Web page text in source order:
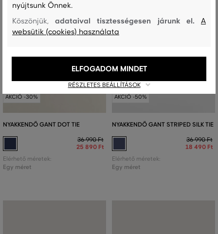
AKCIÓ -30%
NYAKKENDŐ GANT DOT TIE
36 990 Ft
25 890 Ft
Elérhető méretek:
Egy méret
AKCIÓ -50%
NYAKKENDŐ GANT STRIPED SILK TIE
36 990 Ft
18 490 Ft
Elérhető méretek:
Egy méret
nyújtsunk Önnek.
Köszönjük,adataival tisztességesen járunk el.A
websütik (cookies) használata
RÉSZLETES BEÁLLÍTÁSOK
ELFOGADOM MINDET